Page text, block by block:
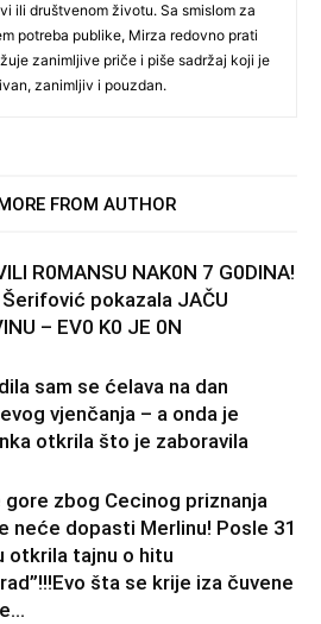
ili društvenom životu. Sa smislom za
potreba publike, Mirza redovno prati
zanimljive priče i piše sadržaj koji je
zanimljiv i pouzdan.
FROM AUTHOR
R0MANSU NAK0N 7 G0DlNA!
pokazala JAČU
– EV0 K0 JE 0N
sam se ćelava na dan
vjenčanja – a onda je
otkrila što je zaboravila
gore zbog Cecinog priznanja
neće dopasti Merlinu! Posle 31
otkrila tajnu o hitu
šta se krije iza čuvene